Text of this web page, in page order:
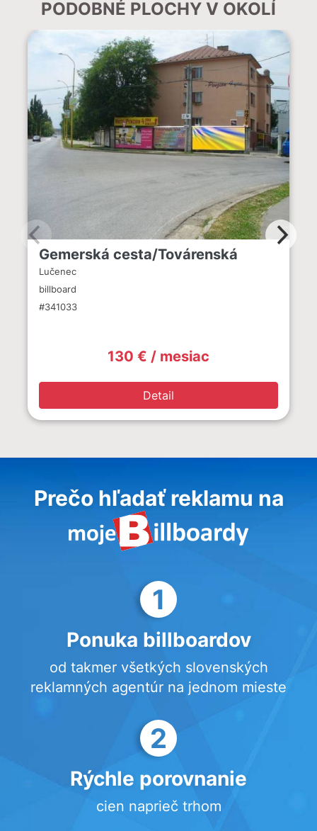
PODOBNÉ PLOCHY V OKOLÍ
Gemerská cesta/Továrenská
Lučenec
billboard
#341033
130 € / mesiac
Detail
Prečo hľadať reklamu na
1
Ponuka billboardov
od takmer všetkých slovenských
reklamných agentúr na jednom mieste
2
Rýchle porovnanie
cien naprieč trhom